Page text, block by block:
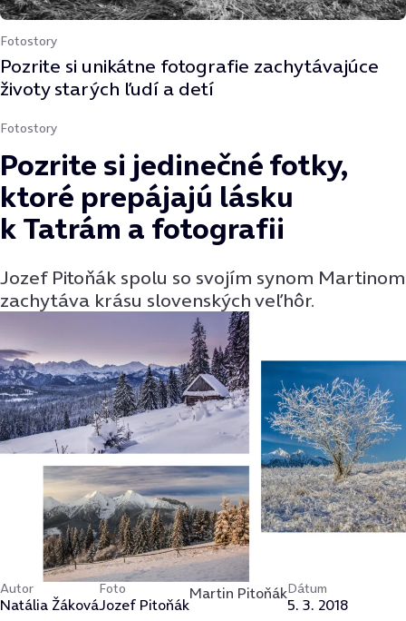
Fotostory
Pozrite si unikátne fotografie zachytávajúce
životy starých ľudí a detí
Fotostory
Pozrite si jedinečné fotky,
ktoré prepájajú lásku
k Tatrám a fotograﬁi
Jozef Pitoňák spolu so svojím synom Martinom
zachytáva krásu slovenských veľhôr.
Autor
Natália Žáková
Foto
Jozef Pitoňák
Martin PitoňákDátum
5. 3. 2018